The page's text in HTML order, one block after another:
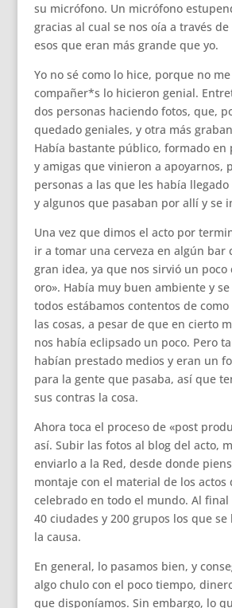
su micrófono. Un micrófono
gracias al cual se nos oía a través de
esos que eran más grande que yo.
Yo no sé como lo hice, porque no
compañer*s lo hicieron genial.
dos personas haciendo fotos, que,
quedado geniales, y otra más
Había bastante público, formado en
y amigas que vinieron a apoyarnos,
personas a las que les había
y algunos que pasaban por allí y se
Una vez que dimos el acto por
ir a tomar una cerveza en algún bar
gran idea, ya que nos sirvió un poco
oro». Había muy buen ambiente y
todos estábamos contentos de
las cosas, a pesar de que en cierto
nos había eclipsado un poco. Pero
habían prestado medios y eran un
para la gente que pasaba, así que
sus contras la cosa.
Ahora toca el proceso de «post
así. Subir las fotos al blog del acto,
enviarlo a la Red, desde donde
montaje con el material de los actos
celebrado en todo el mundo. Al
40 ciudades y 200 grupos los que
la causa.
En general, lo pasamos bien, y
algo chulo con el poco tiempo,
que disponíamos. Sin embargo, lo